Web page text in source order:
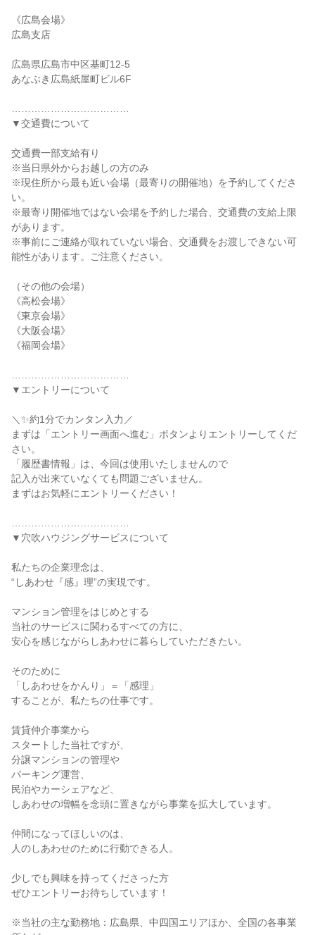
《広島会場》
広島支店
広島県広島市中区基町12-5
あなぶき広島紙屋町ビル6F
▼交通費について
交通費一部支給有り
※当日県外からお越しの方のみ
※現住所から最も近い会場（最寄りの開催地）を予約してくださ
い。
※最寄り開催地ではない会場を予約した場合、交通費の支給上限
があります。
※事前にご連絡が取れていない場合、交通費をお渡しできない可
能性があります。ご注意ください。
（その他の会場）
《高松会場》
《東京会場》
《大阪会場》
《福岡会場》
▼エントリーについて
＼✨約1分でカンタン入力／
まずは「エントリー画面へ進む」ボタンよりエントリーしてくだ
さい。
「履歴書情報」は、今回は使用いたしませんので
記入が出来ていなくても問題ございません。
まずはお気軽にエントリーください！
▼穴吹ハウジングサービスについて
私たちの企業理念は、
“しあわせ『感』理”の実現です。
マンション管理をはじめとする
当社のサービスに関わるすべての方に、
安心を感じながらしあわせに暮らしていただきたい。
そのために
「しあわせをかんり」＝「感理」
することが、私たちの仕事です。
賃貸仲介事業から
スタートした当社ですが、
分譲マンションの管理や
パーキング運営、
民泊やカーシェアなど、
しあわせの増幅を念頭に置きながら事業を拡大しています。
仲間になってほしいのは、
人のしあわせのために行動できる人。
少しでも興味を持ってくださった方
ぜひエントリーお待ちしています！
※当社の主な勤務地：広島県、中四国エリアほか、全国の各事業